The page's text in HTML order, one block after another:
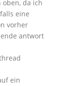
da ich
eine
vorher
antwort
ein